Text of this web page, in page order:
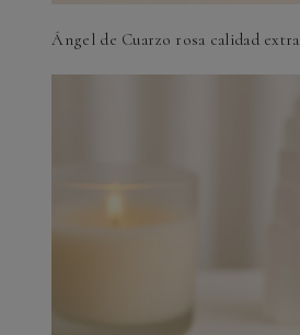
Ángel de Cuarzo rosa calidad extra